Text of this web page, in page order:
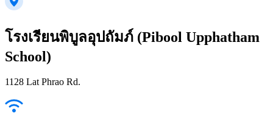
โรงเรียนพิบูลอุปถัมภ์ (Pibool Upphatham
School)
1128 Lat Phrao Rd.